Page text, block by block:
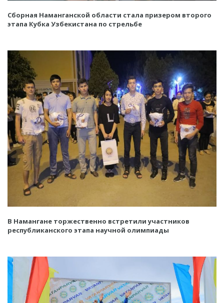
Сборная Наманганской области стала призером второго
этапа Кубка Узбекистана по стрельбе
В Намангане торжественно встретили участников
республиканского этапа научной олимпиады